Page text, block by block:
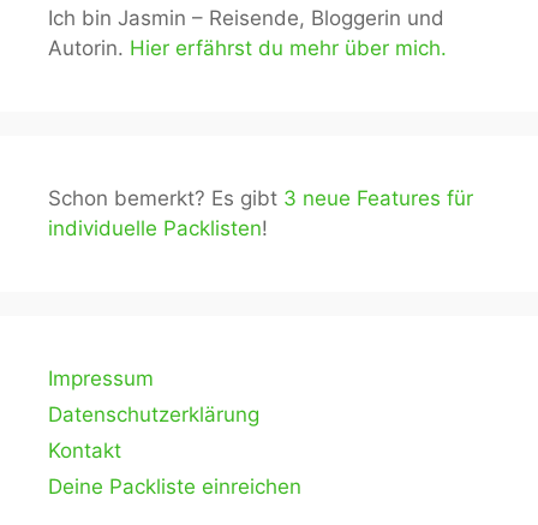
Ich bin Jasmin – Reisende, Bloggerin und
Autorin. Hier erfährst du mehr über mich.
Schon bemerkt? Es gibt 3 neue Features für
individuelle Packlisten!
Impressum
Datenschutzerklärung
Kontakt
Deine Packliste einreichen